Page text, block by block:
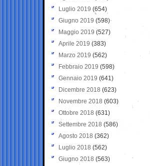
Luglio 2019 (654)
Giugno 2019 (598)
Maggio 2019 (527)
Aprile 2019 (383)
Marzo 2019 (562)
Febbraio 2019 (598)
Gennaio 2019 (641)
Dicembre 2018 (623)
Novembre 2018 (603)
Ottobre 2018 (631)
Settembre 2018 (586)
Agosto 2018 (362)
Luglio 2018 (562)
Giugno 2018 (563)